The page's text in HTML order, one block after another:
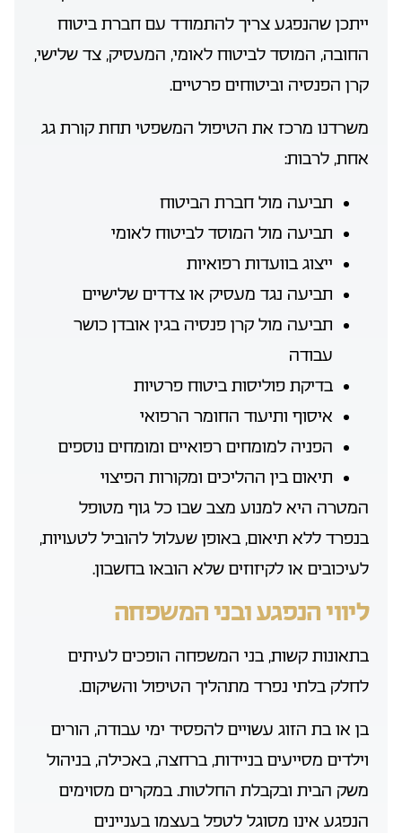
ייתכן שהנפגע צריך להתמודד עם חברת ביטוח
החובה, המוסד לביטוח לאומי, המעסיק, צד שלישי,
קרן הפנסיה וביטוחים פרטיים.
משרדנו מרכז את הטיפול המשפטי תחת קורת גג
אחת, לרבות:
תביעה מול חברת הביטוח
תביעה מול המוסד לביטוח לאומי
ייצוג בוועדות רפואיות
תביעה נגד מעסיק או צדדים שלישיים
תביעה מול קרן פנסיה בגין אובדן כושר
עבודה
בדיקת פוליסות ביטוח פרטיות
איסוף ותיעוד החומר הרפואי
הפניה למומחים רפואיים ומומחים נוספים
תיאום בין ההליכים ומקורות הפיצוי
המטרה היא למנוע מצב שבו כל גוף מטופל
בנפרד ללא תיאום, באופן שעלול להוביל לטעויות,
לעיכובים או לקיזוזים שלא הובאו בחשבון.
ליווי הנפגע ובני המשפחה
בתאונות קשות, בני המשפחה הופכים לעיתים
לחלק בלתי נפרד מתהליך הטיפול והשיקום.
בן או בת הזוג עשויים להפסיד ימי עבודה, הורים
וילדים מסייעים בניידות, ברחצה, באכילה, בניהול
משק הבית ובקבלת החלטות. במקרים מסוימים
הנפגע אינו מסוגל לטפל בעצמו בעניינים